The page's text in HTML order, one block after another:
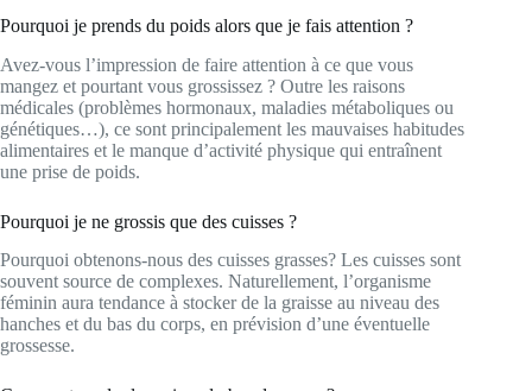
Pourquoi je prends du poids alors que je fais attention ?
Avez-vous l’impression de faire attention à ce que vous
mangez et pourtant vous grossissez ? Outre les raisons
médicales (problèmes hormonaux, maladies métaboliques ou
génétiques…), ce sont principalement les mauvaises habitudes
alimentaires et le manque d’activité physique qui entraînent
une prise de poids.
Pourquoi je ne grossis que des cuisses ?
Pourquoi obtenons-nous des cuisses grasses? Les cuisses sont
souvent source de complexes. Naturellement, l’organisme
féminin aura tendance à stocker de la graisse au niveau des
hanches et du bas du corps, en prévision d’une éventuelle
grossesse.